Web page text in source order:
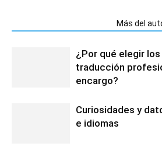
Más del
¿Por qué elegir
traducción
encargo?
Curiosidades y
e idiomas